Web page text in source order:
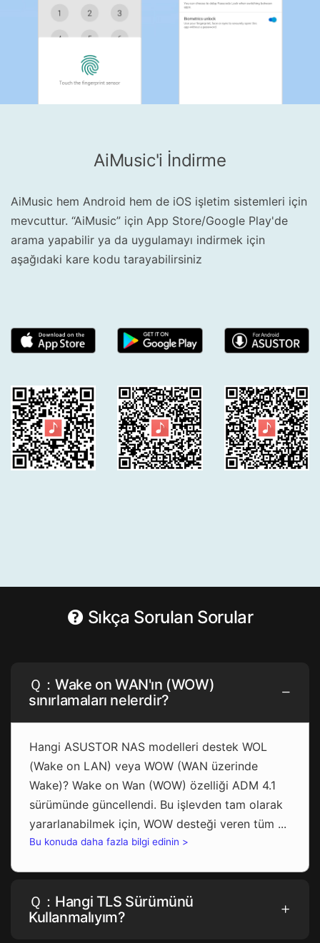
AiMusic'i İndirme
AiMusic hem Android hem de iOS işletim sistemleri için
mevcuttur. “AiMusic” için App Store/Google Play'de
arama yapabilir ya da uygulamayı indirmek için
aşağıdaki kare kodu tarayabilirsiniz
Sıkça Sorulan Sorular
Ｑ：Wake on WAN'ın (WOW)
sınırlamaları nelerdir?
Hangi ASUSTOR NAS modelleri destek WOL
(Wake on LAN) veya WOW (WAN üzerinde
Wake)? Wake on Wan (WOW) özelliği ADM 4.1
sürümünde güncellendi. Bu işlevden tam olarak
yararlanabilmek için, WOW desteği veren tüm ...
Bu konuda daha fazla bilgi edinin >
Ｑ：Hangi TLS Sürümünü
Kullanmalıyım?